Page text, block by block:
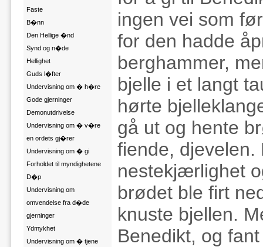
Faste
B�nn
Den Hellige �nd
Synd og n�de
Hellighet
Guds l�fter
Undervisning om � h�re
Gode gjerninger
Demonutdrivelse
Undervisning om � v�re
en ordets gj�rer
Undervisning om � gi
Forholdet til myndighetene
D�p
Undervisning om
omvendelse fra d�de
gjerninger
Ydmykhet
Undervisning om � tjene
ingen vei som
for den hadde
berghammer,
bjelle i et langt
hørte
gå ut og hente
fiende, djevelen.
nestekjærlighet
brødet ble firt
knuste bjellen.
Benedikt, og